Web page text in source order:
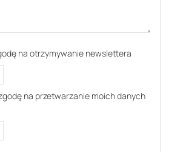
na otrzymywanie newslettera
na przetwarzanie moich danych